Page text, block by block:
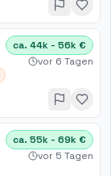
ca. 44k - 56k €
vor 6 Tagen
ca. 55k - 69k €
vor 5 Tagen